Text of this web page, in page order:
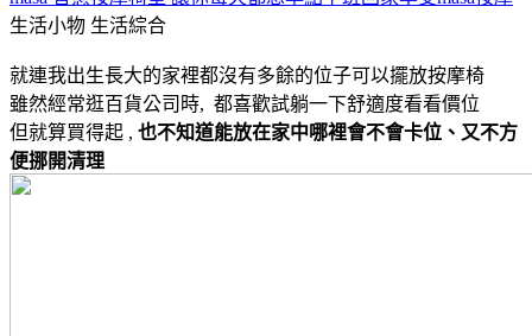
生活小物 生活綜合
就連我出生長大的家裡都沒有多餘的位子可以擺放按摩椅
雖然經常逛百貨公司時, 都喜歡試躺一下舒適度看看價位
但就算買得起 , 也不知道能放在家中哪裡會不會卡位、又不方
便挪開清理